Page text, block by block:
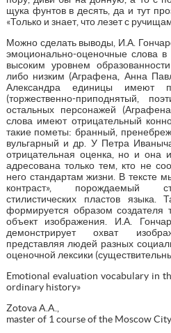
щука фунтов в десять, да и тут
«Только и знает, что лезет с
Можно сделать выводы, И.А.
эмоционально-оценочные слова в
высоким уровнем
либо низким (Аграфена, Анна
Александра единицы имеют
(торжественно-приподнятый,
остальных персонажей
слова имеют отрицательный
такие пометы: бранный,
вульгарный и др. У Петра
отрицательная оценка, но и она
адресована только тем, кто не
него стандартам жизни. В тексте
контраст», порождаемый
стилистических пластов языка.
формируется образом создателя
объект изображения. И.А.
демонстрирует охват
представляя людей разных
оценочной лексики
Emotional evaluation vocabulary in
ordinary history»
Zotova A.A.,
master of 1 course of the Moscow